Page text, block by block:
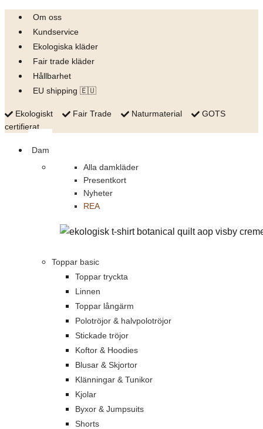
Skip
content
Om oss
Kundservice
Ekologiska kläder
Fair trade kläder
Hållbarhet
EU shipping 🇪🇺
Ekologiskt Fair Trade Naturmaterial
GOTS
certifierat
Dam
Alla damkläder
Presentkort
Nyheter
REA
Toppar basic
Toppar tryckta
Linnen
Toppar långärm
Polotröjor & halvpolotröjor
Stickade tröjor
Koftor & Hoodies
Blusar & Skjortor
Klänningar & Tunikor
Kjolar
Byxor & Jumpsuits
Shorts